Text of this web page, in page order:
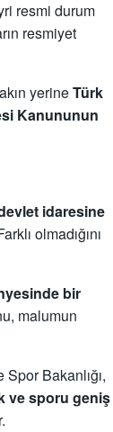
resmi durum
resmiyet
yerineTürk
Kanununun
idaresine
olmadığını
bir
malumun
Bakanlığı,
ve sporu geniş